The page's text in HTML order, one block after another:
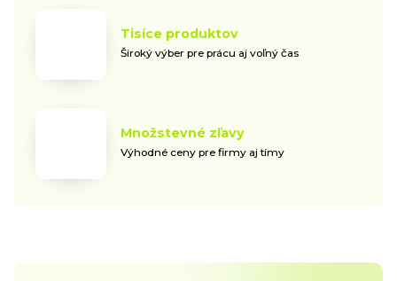
Tisíce produktov
Široký výber pre prácu aj voľný čas
Množstevné zľavy
Výhodné ceny pre firmy aj tímy